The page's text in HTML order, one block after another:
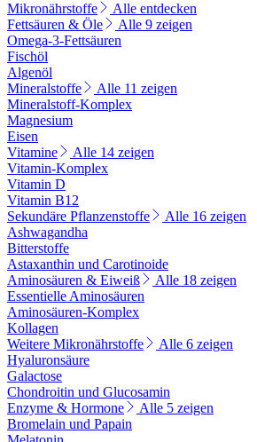
Mikronährstoffe
Alle entdecken
Fettsäuren & Öle
Alle 9 zeigen
Omega-3-Fettsäuren
Fischöl
Algenöl
Mineralstoffe
Alle 11 zeigen
Mineralstoff-Komplex
Magnesium
Eisen
Vitamine
Alle 14 zeigen
Vitamin-Komplex
Vitamin D
Vitamin B12
Sekundäre Pflanzenstoffe
Alle 16 zeigen
Ashwagandha
Bitterstoffe
Astaxanthin und Carotinoide
Aminosäuren & Eiweiß
Alle 18 zeigen
Essentielle Aminosäuren
Aminosäuren-Komplex
Kollagen
Weitere Mikronährstoffe
Alle 6 zeigen
Hyaluronsäure
Galactose
Chondroitin und Glucosamin
Enzyme & Hormone
Alle 5 zeigen
Bromelain und Papain